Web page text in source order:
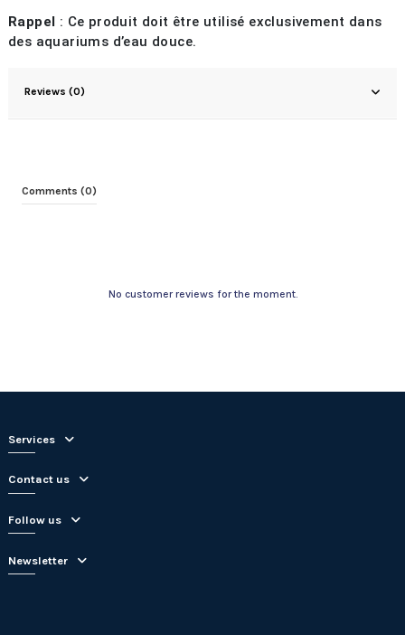
Rappel : Ce produit doit être utilisé exclusivement dans
des aquariums d’eau douce.
Reviews (0)
Comments (0)
No customer reviews for the moment.
Services
Contact us
Follow us
Newsletter